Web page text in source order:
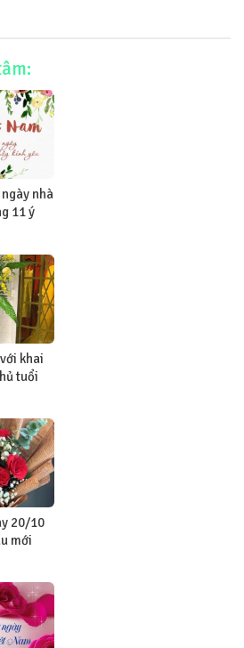
nhà
11 ý
khai
tuổi
20/10
mới